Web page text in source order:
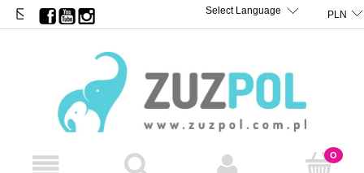
BIURO@ZUZPOL.PL